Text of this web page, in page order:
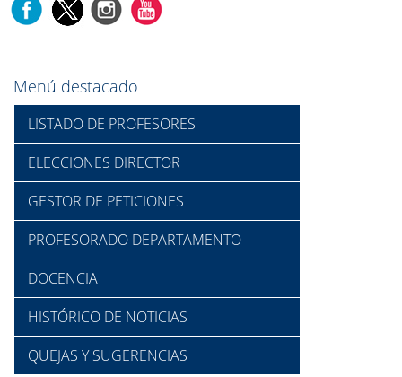
Menú destacado
LISTADO DE PROFESORES
ELECCIONES DIRECTOR
GESTOR DE PETICIONES
PROFESORADO DEPARTAMENTO
DOCENCIA
HISTÓRICO DE NOTICIAS
QUEJAS Y SUGERENCIAS